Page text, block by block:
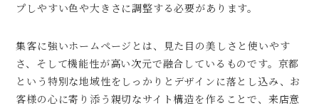
プしやすい色や大きさに調整する必要があります。
集客に強いホームページとは、見た目の美しさと使いやす
さ、そして機能性が高い次元で融合しているものです。京都
という特別な地域性をしっかりとデザインに落とし込み、お
客様の心に寄り添う親切なサイト構造を作ることで、来店意